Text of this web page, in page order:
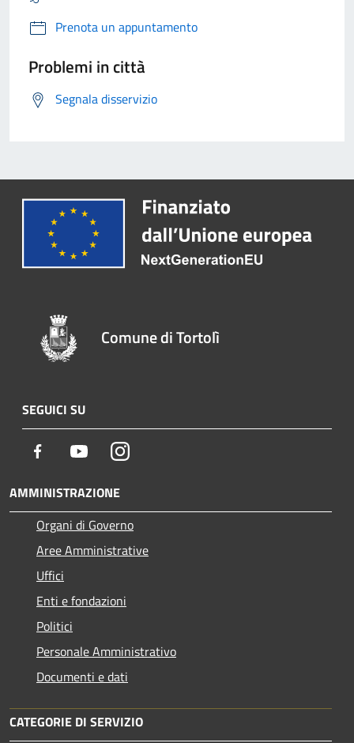
Prenota un appuntamento
Problemi in città
Segnala disservizio
Comune di Tortolì
SEGUICI SU
Facebook YoutubeInstagram
AMMINISTRAZIONE
Organi di Governo
Aree Amministrative
Uffici
Enti e fondazioni
Politici
Personale Amministrativo
Documenti e dati
CATEGORIE DI SERVIZIO